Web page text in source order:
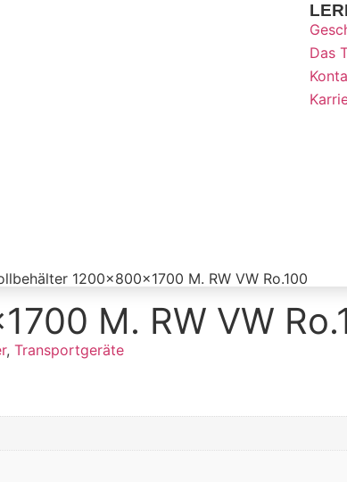
Das
1200x800x1700 M. RW VW Ro.100
M. RW VW
, Transportgeräte